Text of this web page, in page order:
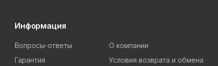
Информация
Вопросы-ответы
О компании
Гарантия
Условия возврата и обмена